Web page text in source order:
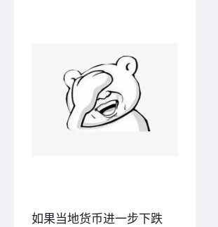
如果当地货币进一步下跌